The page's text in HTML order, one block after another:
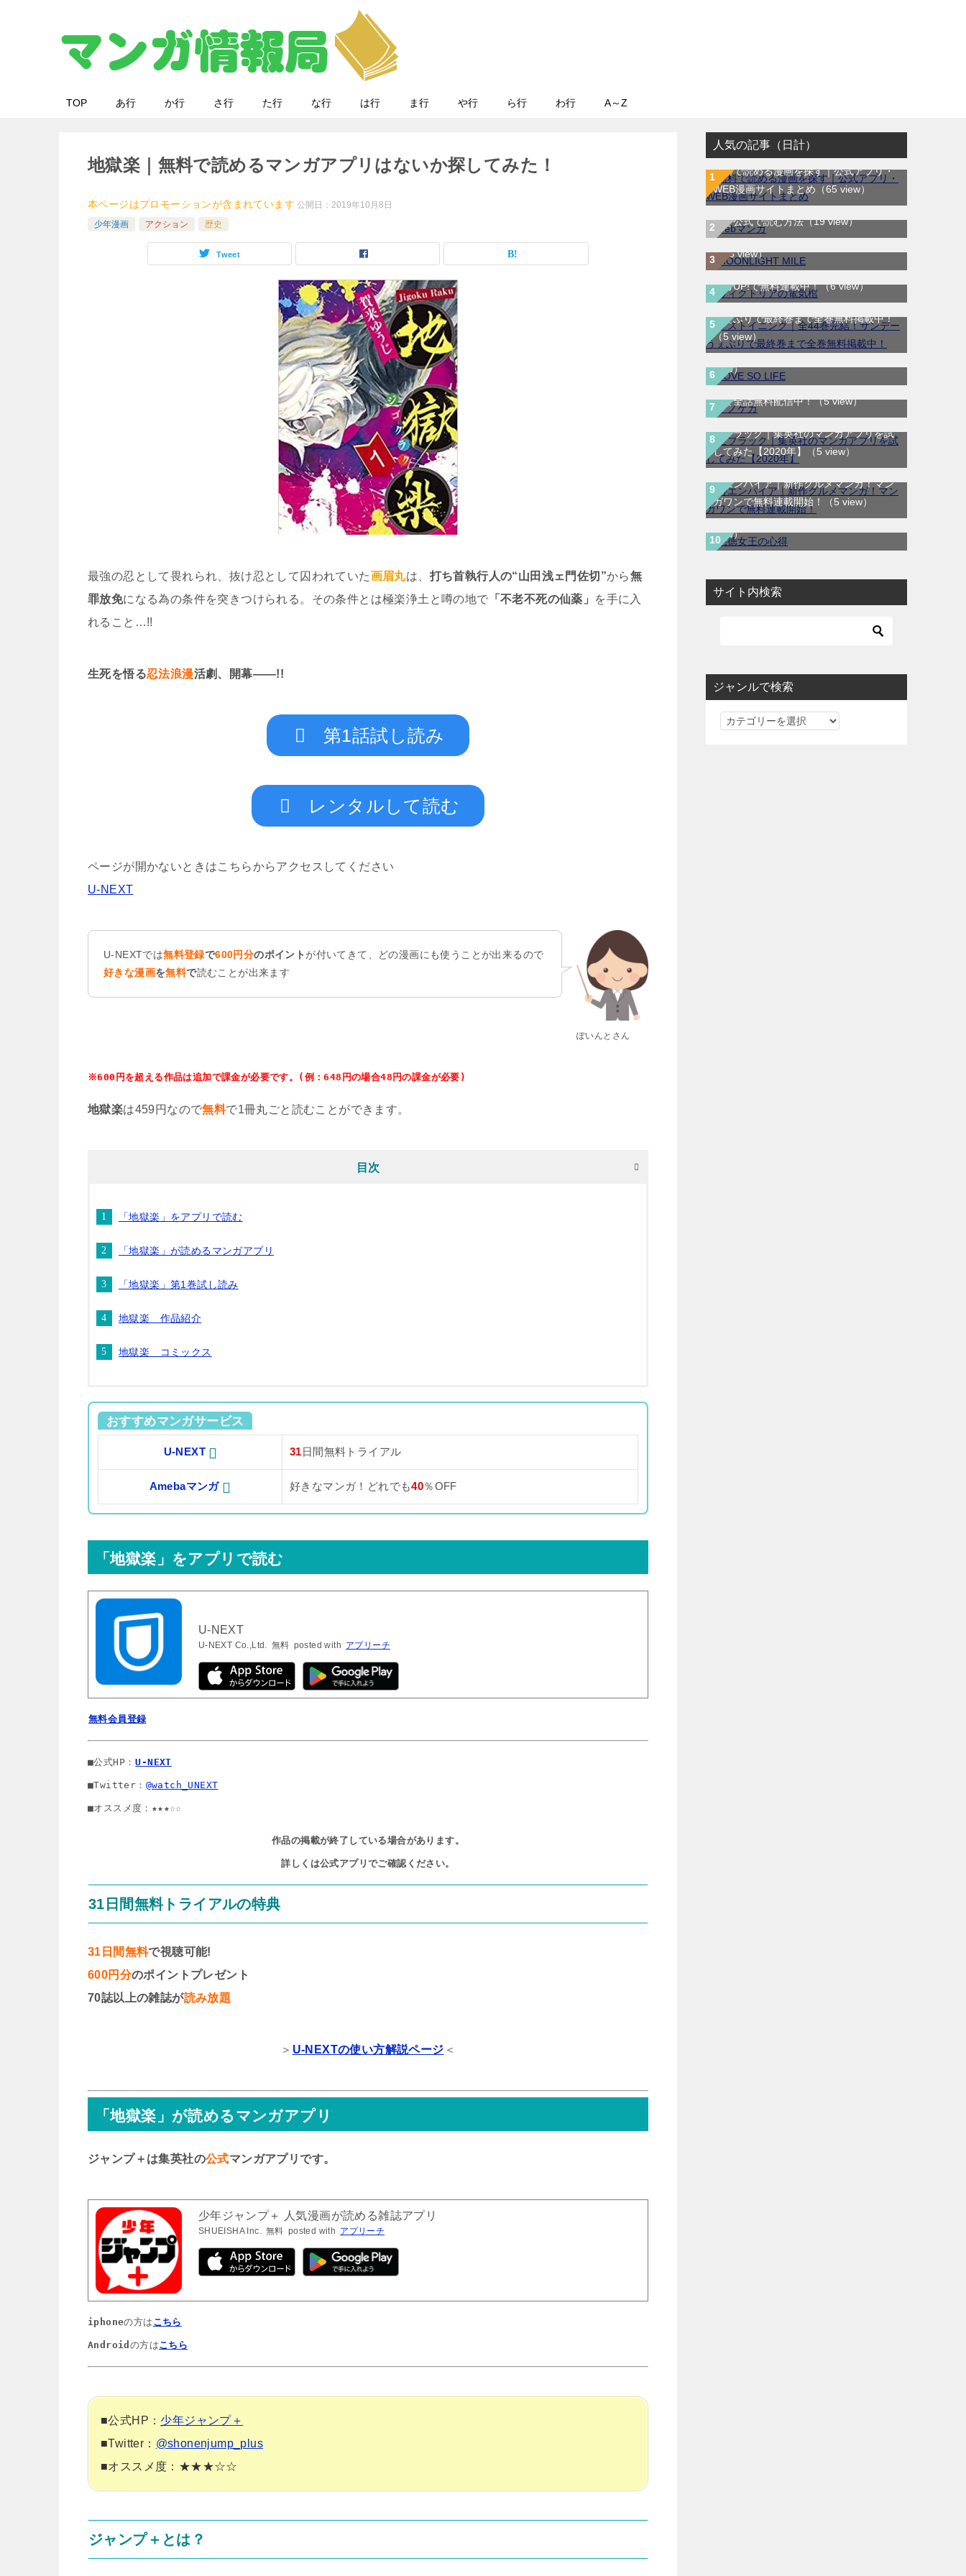
TOP あ行 か行 さ行 た行 な行 は行 ま行 や行 ら行 わ行 A～Z
地獄楽｜無料で読めるマンガアプリはないか探してみた！
本ページはプロモーションが含まれています 公開日：2019年10月8日
少年漫画
アクション 歴史
Tweet
最強の忍として畏れられ、抜け忍として囚われていた画眉丸は、 打ち首執行人の“山田浅ェ門佐切”から無
罪放免になる為の条件を突きつけられる。その条件とは極楽浄土と噂の地で 「不老不死の仙薬」
を手に入
れること…!!
生死を悟る忍法浪漫活劇、開幕――!!
第1話試し読み
レンタルして読む
ページが開かないときはこちらからアクセスしてください
U-NEXT
ぽいんとさん
U-NEXTでは無料登録で600円分のポイント が付いてきて、どの漫画にも使うことが出来るので
好きな漫画を無料で読むことが出来ます
※600円を超える作品は追加で課金が必要です。(例：648円の場合48円の課金が必要)
地獄楽は459円なので無料で1冊丸ごと読むことができます。
目次
「地獄楽」をアプリで読む
「地獄楽」が読めるマンガアプリ
「地獄楽」第1巻試し読み
地獄楽 作品紹介
地獄楽 コミックス
おすすめマンガサービス
U-NEXT 31 日間無料トライアル
Amebaマンガ 好きなマンガ！どれでも40％OFF
「地獄楽」をアプリで読む
U-NEXT
U-NEXT Co.,Ltd. 無料 posted with アプリーチ
無料会員登録
■公式HP： U-NEXT
■Twitter： @watch_UNEXT
■オススメ度：★★★☆☆
作品の掲載が終了している場合があります。
詳しくは公式アプリでご確認ください。
31日間無料トライアルの特典
31日間無料で視聴可能!
600円分のポイントプレゼント
70誌以上の雑誌が読み放題
＞ U-NEXTの使い方解説ページ ＜
「地獄楽」が読めるマンガアプリ
ジャンプ＋は集英社の公式マンガアプリです。
少年ジャンプ＋ 人気漫画が読める雑誌アプリ
SHUEISHA Inc. 無料 posted with アプリーチ
iphoneの方は こちら
Android の方はこちら
■公式HP： 少年ジャンプ＋
■Twitter： @shonenjump_plus
■オススメ度：★★★☆☆
ジャンプ＋とは？
人気の記事（日計）
無料で読める漫画を探す｜公式アプリ・
WEB漫画サイトまとめ （65 view）
WEB漫画サイト一覧｜ブラウザで無料漫
画を公式で読む方法（19 view）
MOONLIGHT MILE｜最新刊第23巻！マ
ンガワンで最新刊まで全巻無料配信中！
（15 view）
ヴィクトリアの電気棺｜最新刊第2巻！マ
ンガUP!で無料連載中！（6 view）
ラストイニング｜全44巻完結！サンデー
うぇぶりで最終巻まで全巻無料掲載中！
（5 view）
LOVE SO LIFE｜全17巻完結！マンガ
Parkで最終巻まで全巻無料配信中！（5
view）
テノゲカ｜最新刊第2巻！サンデーうぇぶ
りで全話無料配信中！（5 view）
ゼブラック｜集英社のマンガアプリを試
してみた【2020年】
（5 view）
寿エンパイア｜新作グルメマンガ！マン
ガワンで無料連載開始！
（5 view）
悪徳女王の心得｜最新刊第3巻！マンガ
UP!で最新話まで全話無料連載中！（4
view）
サイト内検索
ジャンルで検索
ジ